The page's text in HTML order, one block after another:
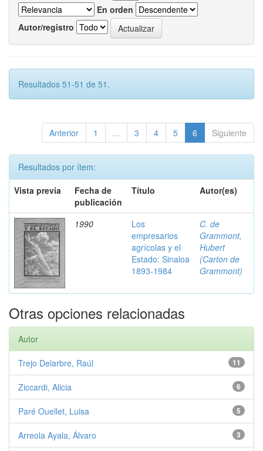
En orden
Autor/registro
Resultados 51-51 de 51.
Anterior 1 ... 3 4 5 6 Siguiente
Resultados por ítem:
Vista previa
Fecha de
publicación
Título Autor(es)
1990
Los
empresarios
agrícolas y el
Estado: Sinaloa
1893-1984
C. de
Grammont,
Hubert
(Carton de
Grammont)
Otras opciones relacionadas
Autor
11
Trejo Delarbre, Raúl
6
Ziccardi, Alicia
5
Paré Ouellet, Luisa
3
Arreola Ayala, Álvaro